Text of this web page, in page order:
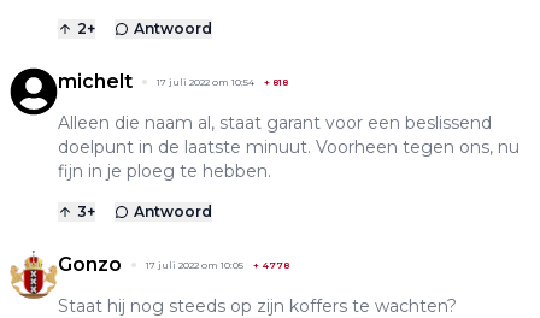
2+ Antwoord
michelt 17 juli 2022 om 10:54 + 818
Alleen die naam al, staat garant voor een beslissend
doelpunt in de laatste minuut. Voorheen tegen ons, nu
fijn in je ploeg te hebben.
3+ Antwoord
Gonzo 17 juli 2022 om 10:05 + 4778
Staat hij nog steeds op zijn koffers te wachten?